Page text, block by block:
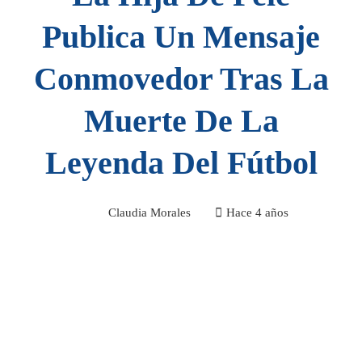
Publica Un Mensaje
Conmovedor Tras La
Muerte De La
Leyenda Del Fútbol
Claudia Morales Hace 4 años